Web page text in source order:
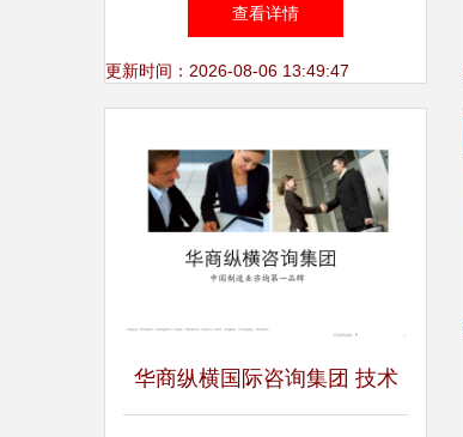
查看详情
更新时间：2026-08-06 13:49:47
华商纵横国际咨询集团 技术